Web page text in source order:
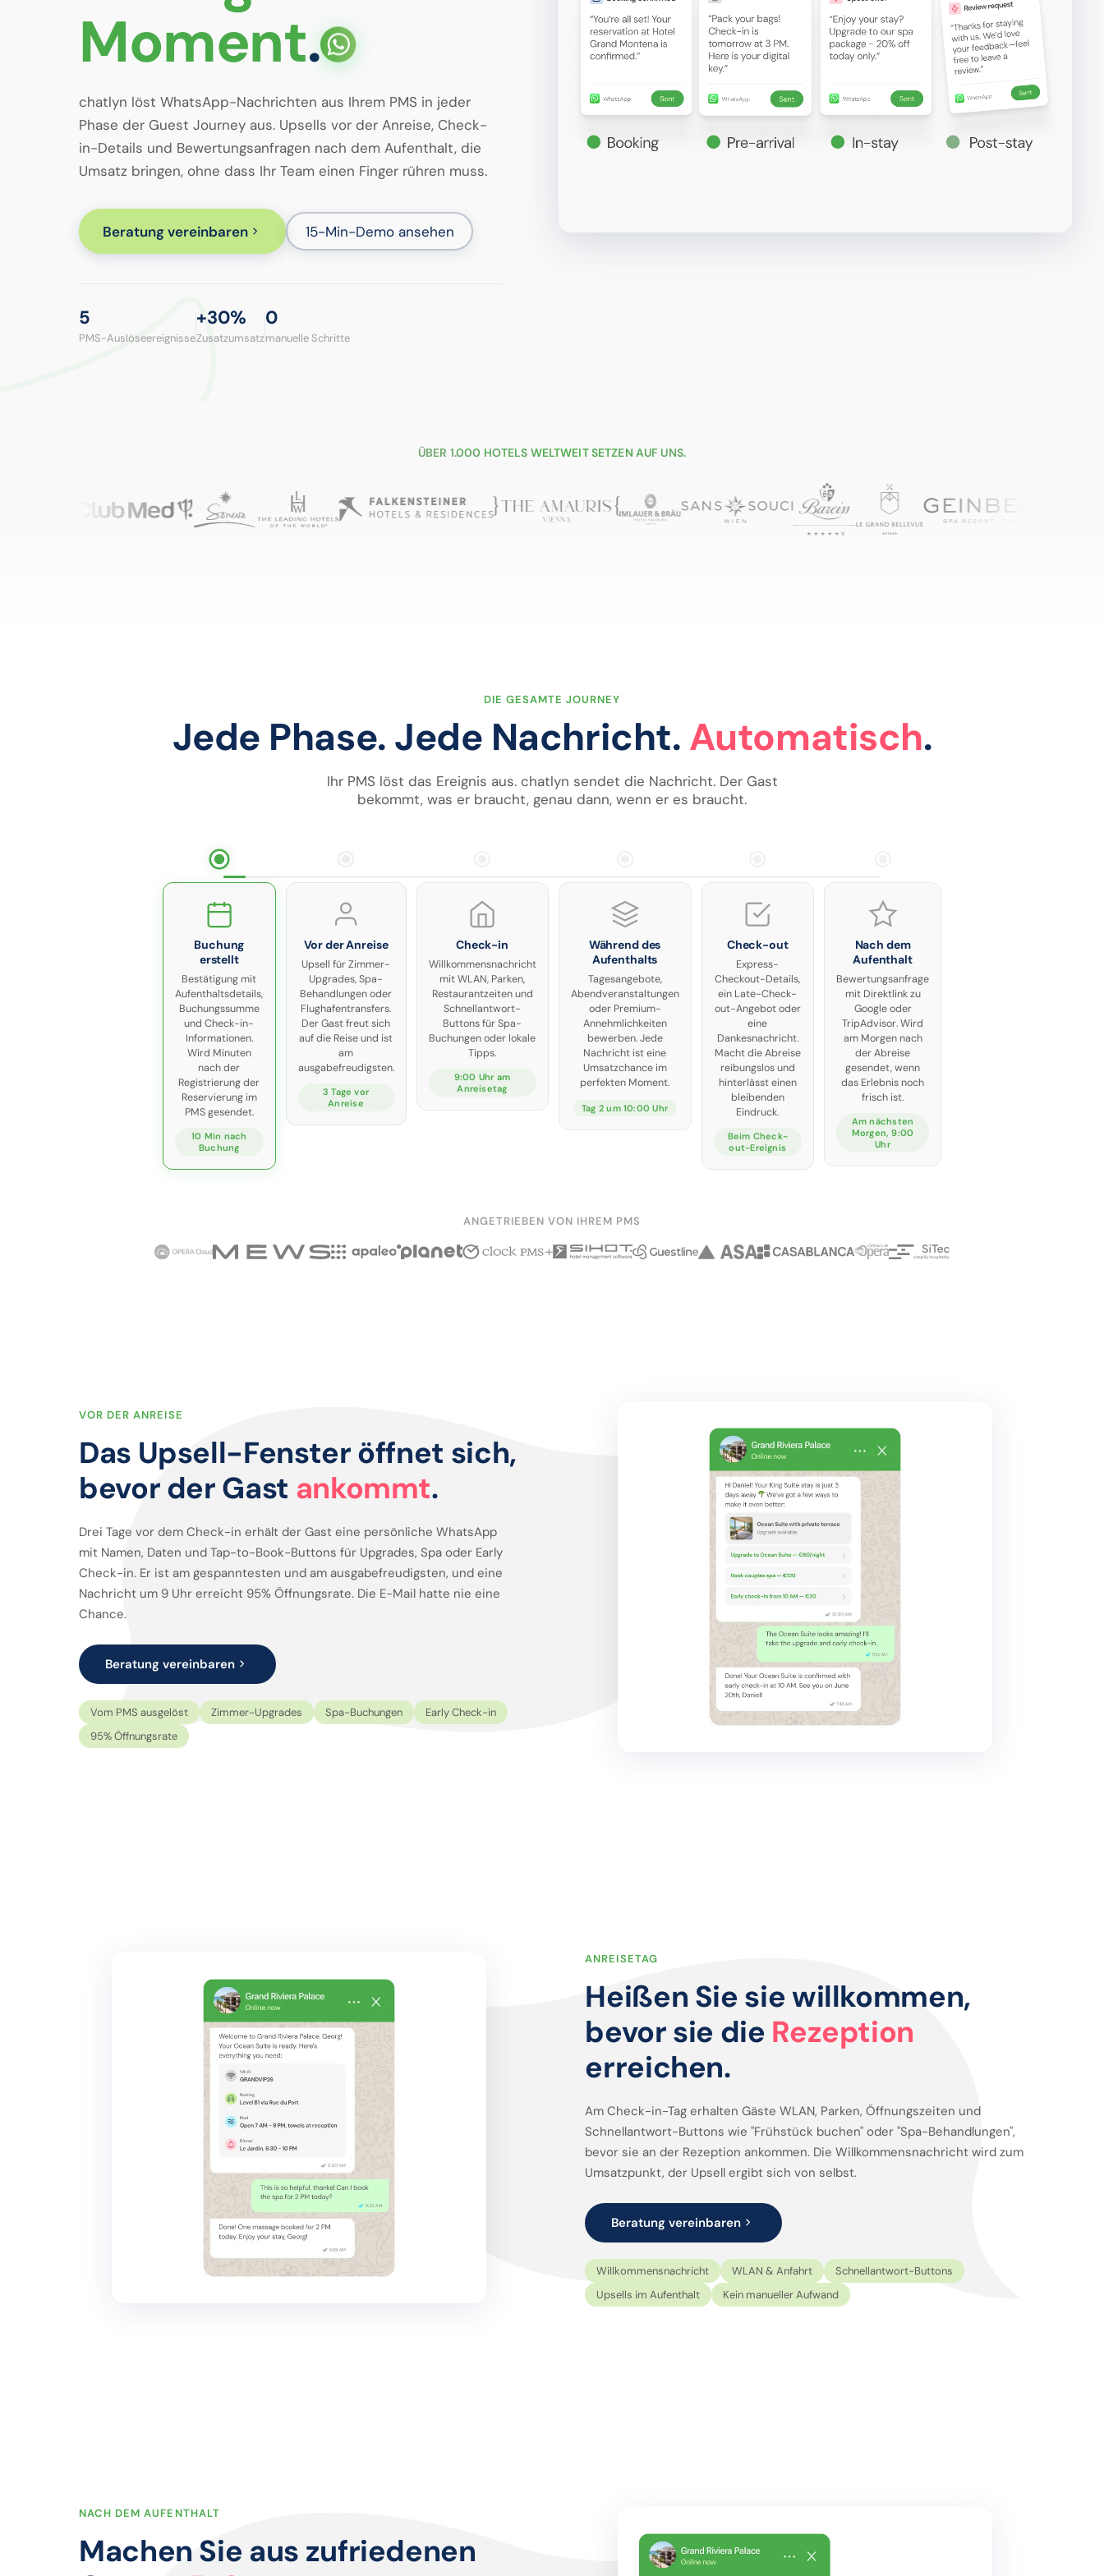
Moment.
chatlyn löst WhatsApp-Nachrichten aus Ihrem PMS in jeder
Phase der Guest Journey aus. Upsells vor der Anreise, Check-
in-Details und Bewertungsanfragen nach dem Aufenthalt, die
Umsatz bringen, ohne dass Ihr Team einen Finger rühren muss.
Beratung vereinbaren 15-Min-Demo ansehen
5
PMS-Auslöseereignisse
+30%
Zusatzumsatz
0
manuelle Schritte
ÜBER 1.000 HOTELS WELTWEIT SETZEN AUF UNS.
DIE GESAMTE JOURNEY
Jede Phase. Jede Nachricht. Automatisch.
Ihr PMS löst das Ereignis aus. chatlyn sendet die Nachricht. Der Gast
bekommt, was er braucht, genau dann, wenn er es braucht.
Buchung
erstellt
Bestätigung mit
Aufenthaltsdetails,
Buchungssumme
und Check-in-
Informationen.
Wird Minuten
nach der
Registrierung der
Reservierung im
PMS gesendet.
10 Min nach
Buchung
Vor der Anreise
Upsell für Zimmer-
Upgrades, Spa-
Behandlungen oder
Flughafentransfers.
Der Gast freut sich
auf die Reise und ist
am
ausgabefreudigsten.
3 Tage vor
Anreise
Check-in
Willkommensnachricht
mit WLAN, Parken,
Restaurantzeiten und
Schnellantwort-
Buttons für Spa-
Buchungen oder lokale
Tipps.
9:00 Uhr am
Anreisetag
Während des
Aufenthalts
Tagesangebote,
Abendveranstaltungen
oder Premium-
Annehmlichkeiten
bewerben. Jede
Nachricht ist eine
Umsatzchance im
perfekten Moment.
Tag 2 um 10:00 Uhr
Check-out
Express-
Checkout-Details,
ein Late-Check-
out-Angebot oder
eine
Dankesnachricht.
Macht die Abreise
reibungslos und
hinterlässt einen
bleibenden
Eindruck.
Beim Check-
out-Ereignis
Nach dem
Aufenthalt
Bewertungsanfrage
mit Direktlink zu
Google oder
TripAdvisor. Wird
am Morgen nach
der Abreise
gesendet, wenn
das Erlebnis noch
frisch ist.
Am nächsten
Morgen, 9:00
Uhr
ANGETRIEBEN VON IHREM PMS
VOR DER ANREISE
Das Upsell-Fenster öffnet sich,
bevor der Gast ankommt.
Drei Tage vor dem Check-in erhält der Gast eine persönliche WhatsApp
mit Namen, Daten und Tap-to-Book-Buttons für Upgrades, Spa oder Early
Check-in. Er ist am gespanntesten und am ausgabefreudigsten, und eine
Nachricht um 9 Uhr erreicht 95% Öffnungsrate. Die E-Mail hatte nie eine
Chance.
Beratung vereinbaren
Vom PMS ausgelöst Zimmer-Upgrades Spa-Buchungen
Early Check-in
95% Öffnungsrate
ANREISETAG
Heißen Sie sie willkommen,
bevor sie die Rezeption
erreichen.
Am Check-in-Tag erhalten Gäste WLAN, Parken, Öffnungszeiten und
Schnellantwort-Buttons wie "Frühstück buchen" oder "Spa-Behandlungen",
bevor sie an der Rezeption ankommen. Die Willkommensnachricht wird zum
Umsatzpunkt, der Upsell ergibt sich von selbst.
Beratung vereinbaren
Willkommensnachricht WLAN & Anfahrt
Schnellantwort-Buttons
Upsells im Aufenthalt
Kein manueller Aufwand
NACH DEM AUFENTHALT
Machen Sie aus zufriedenen